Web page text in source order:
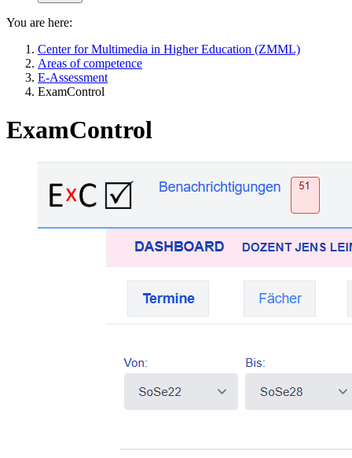
You are here:
Center for Multimedia in Higher Education (ZMML)
Areas of competence
E-Assessment
ExamControl
ExamControl